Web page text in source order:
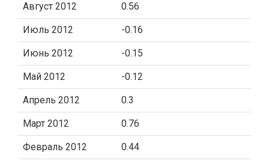
Август 2012 0.56
Июль 2012 -0.16
Июнь 2012 -0.15
Май 2012 -0.12
Апрель 2012 0.3
Март 2012 0.76
Февраль 2012 0.44